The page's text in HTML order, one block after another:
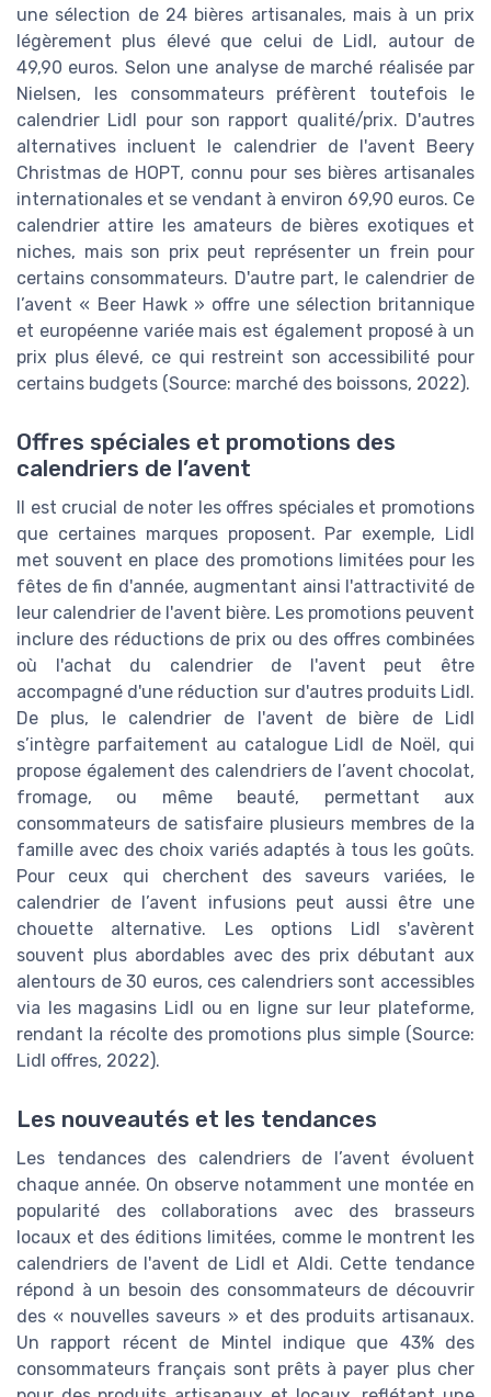
une sélection de 24 bières artisanales, mais à un prix
légèrement plus élevé que celui de Lidl, autour de
49,90 euros. Selon une analyse de marché réalisée par
Nielsen, les consommateurs préfèrent toutefois le
calendrier Lidl pour son rapport qualité/prix. D'autres
alternatives incluent le calendrier de l'avent Beery
Christmas de HOPT, connu pour ses bières artisanales
internationales et se vendant à environ 69,90 euros. Ce
calendrier attire les amateurs de bières exotiques et
niches, mais son prix peut représenter un frein pour
certains consommateurs. D'autre part, le calendrier de
l’avent « Beer Hawk » offre une sélection britannique
et européenne variée mais est également proposé à un
prix plus élevé, ce qui restreint son accessibilité pour
certains budgets (Source: marché des boissons, 2022).
Offres spéciales et promotions des
calendriers de l’avent
Il est crucial de noter les offres spéciales et promotions
que certaines marques proposent. Par exemple, Lidl
met souvent en place des promotions limitées pour les
fêtes de fin d'année, augmentant ainsi l'attractivité de
leur calendrier de l'avent bière. Les promotions peuvent
inclure des réductions de prix ou des offres combinées
où l'achat du calendrier de l'avent peut être
accompagné d'une réduction sur d'autres produits Lidl.
De plus, le calendrier de l'avent de bière de Lidl
s’intègre parfaitement au catalogue Lidl de Noël, qui
propose également des calendriers de l’avent chocolat,
fromage, ou même beauté, permettant aux
consommateurs de satisfaire plusieurs membres de la
famille avec des choix variés adaptés à tous les goûts.
Pour ceux qui cherchent des saveurs variées, le
calendrier de l’avent infusions peut aussi être une
chouette alternative. Les options Lidl s'avèrent
souvent plus abordables avec des prix débutant aux
alentours de 30 euros, ces calendriers sont accessibles
via les magasins Lidl ou en ligne sur leur plateforme,
rendant la récolte des promotions plus simple (Source:
Lidl offres, 2022).
Les nouveautés et les tendances
Les tendances des calendriers de l’avent évoluent
chaque année. On observe notamment une montée en
popularité des collaborations avec des brasseurs
locaux et des éditions limitées, comme le montrent les
calendriers de l'avent de Lidl et Aldi. Cette tendance
répond à un besoin des consommateurs de découvrir
des « nouvelles saveurs » et des produits artisanaux.
Un rapport récent de Mintel indique que 43% des
consommateurs français sont prêts à payer plus cher